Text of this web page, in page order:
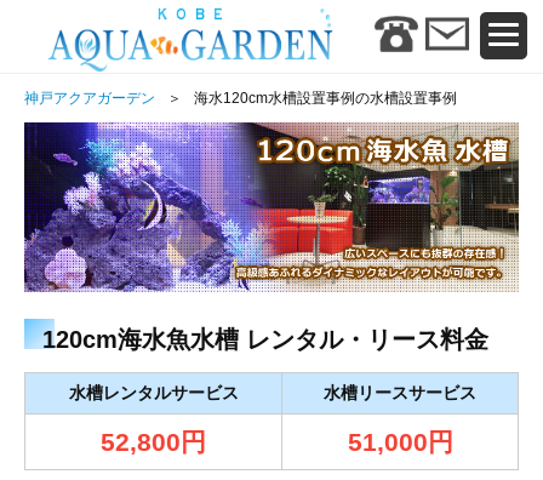
神戸アクアガーデン 海水120cm水槽設置事例の水槽設置事例
120cm海水魚水槽 レンタル・リース料金
水槽レンタルサービス 水槽リースサービス
52,800円 51,000円